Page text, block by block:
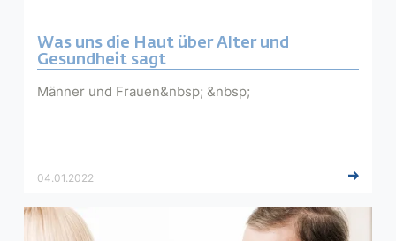
Was uns die Haut über Alter und
Gesundheit sagt
Männer und Frauen&nbsp; &nbsp;
04.01.2022